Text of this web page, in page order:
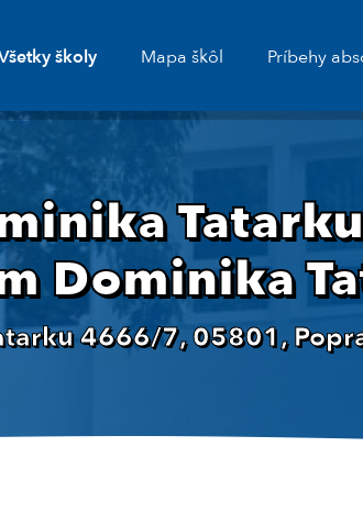
školy Mapa škôl Príbehy
Dominika
4666/7, 05801,